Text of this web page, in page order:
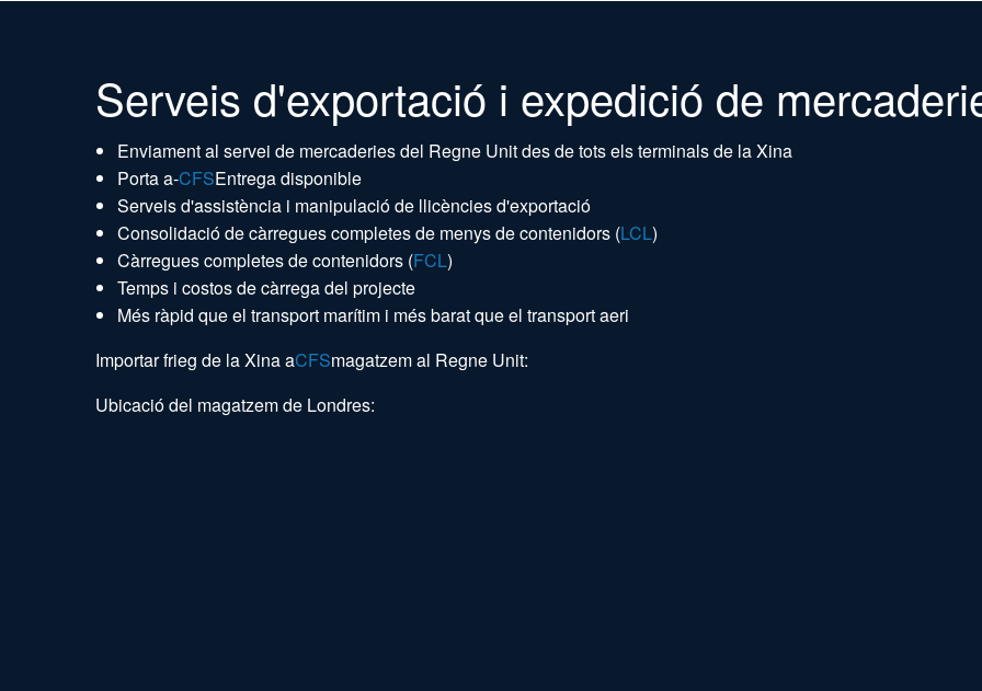
Serveis d'exportació i expedició de
Enviament al servei de mercaderies del Regne Unit des de tots els terminals de la Xina
Porta a-CFSEntrega disponible
Serveis d'assistència i manipulació de llicències d'exportació
Consolidació de càrregues completes de menys de contenidors (LCL)
Càrregues completes de contenidors (FCL)
Temps i costos de càrrega del projecte
Més ràpid que el transport marítim i més barat que el transport aeri
Importar frieg de la Xina aCFSmagatzem al Regne Unit:
Ubicació del magatzem de Londres: